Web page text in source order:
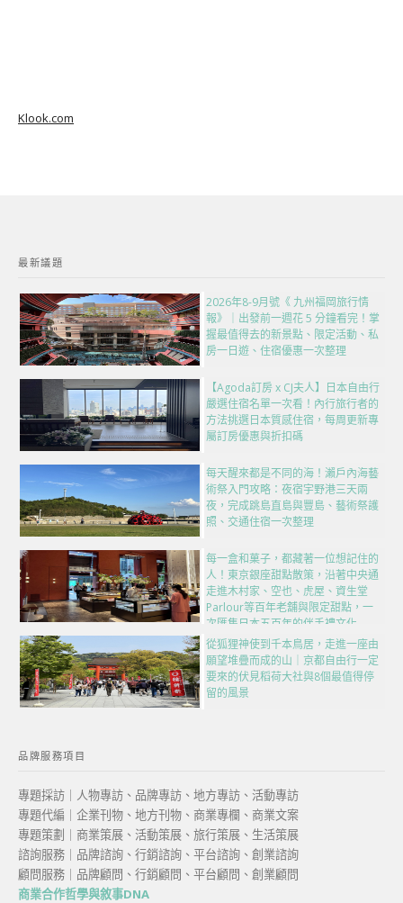
Klook.com
最新議題
2026年8-9月號《 九州福岡旅行情
報》｜出發前一週花 5 分鐘看完！掌
握最值得去的新景點、限定活動、私
房一日遊、住宿優惠一次整理
【Agoda訂房 x CJ夫人】日本自由行
嚴選住宿名單一次看！內行旅行者的
方法挑選日本質感住宿，每周更新專
屬訂房優惠與折扣碼
每天醒來都是不同的海！瀨戶內海藝
術祭入門攻略：夜宿宇野港三天兩
夜，完成跳島直島與豐島、藝術祭護
照、交通住宿一次整理
每一盒和菓子，都藏著一位想記住的
人！東京銀座甜點散策，沿著中央通
走進木村家、空也、虎屋、資生堂
Parlour等百年老舖與限定甜點，一
次匯集日本五百年的伴手禮文化
從狐狸神使到千本鳥居，走進一座由
願望堆疊而成的山｜京都自由行一定
要來的伏見稻荷大社與8個最值得停
留的風景
品牌服務項目
專題採訪｜人物專訪、品牌專訪、地方專訪、活動專訪
專題代編｜企業刊物、地方刊物、商業專欄、商業文案
專題策劃｜商業策展、活動策展、旅行策展、生活策展
諮詢服務｜品牌諮詢、行銷諮詢、平台諮詢、創業諮詢
顧問服務｜品牌顧問、行銷顧問、平台顧問、創業顧問
商業合作哲學與敘事DNA